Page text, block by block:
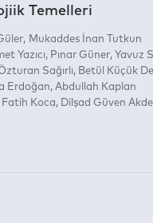
Temelleri
Mukaddes İnan Tutkun
Yazıcı Pınar Güner Yavuz
Sağırlı
Betül Küçük
Erdoğan Abdullah Kaplan
Fatih Koca
Dilşad Güven